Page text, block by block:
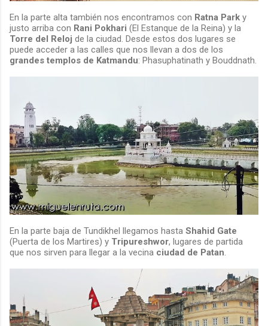
En la parte alta también nos encontramos con Ratna Park y
justo arriba con Rani Pokhari (El Estanque de la Reina) y la
Torre del Reloj de la ciudad. Desde estos dos lugares se
puede acceder a las calles que nos llevan a dos de los
grandes templos de Katmandu: Phasuphatinath y Bouddnath.
En la parte baja de Tundikhel llegamos hasta Shahid Gate
(Puerta de los Martires) y Tripureshwor, lugares de partida
que nos sirven para llegar a la vecina ciudad de Patan